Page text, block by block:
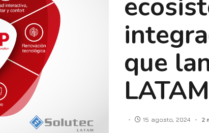
que
15 agosto, 2024 2